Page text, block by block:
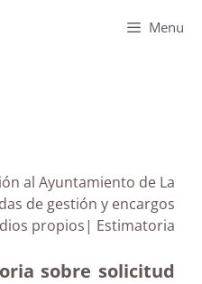
Menu
al Ayuntamiento de La
de gestión y encargos
propios| Estimatoria
sobre solicitud